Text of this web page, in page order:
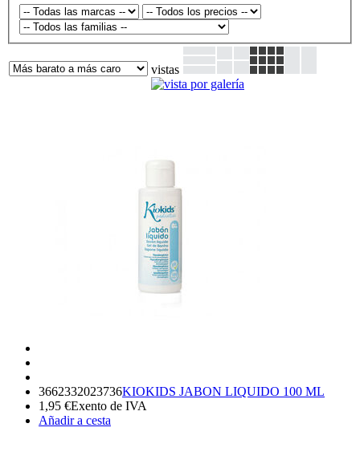
vistas
3662332023736KIOKIDS JABON LIQUIDO 100 ML
1,95 €Exento de IVA
Añadir a cesta